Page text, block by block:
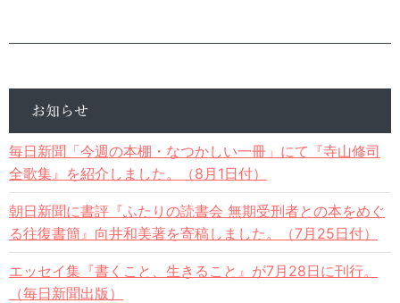
お知らせ
毎日新聞「今週の本棚・なつかしい一冊」にて『寺山修司
全歌集』を紹介しました。（8月1日付）
朝日新聞に書評『ふたりの読書会 無期受刑者との本をめぐ
る往復書簡』向井和美著を寄稿しました。（7月25日付）
エッセイ集『書くこと、生きること』が7月28日に刊行。
（毎日新聞出版）